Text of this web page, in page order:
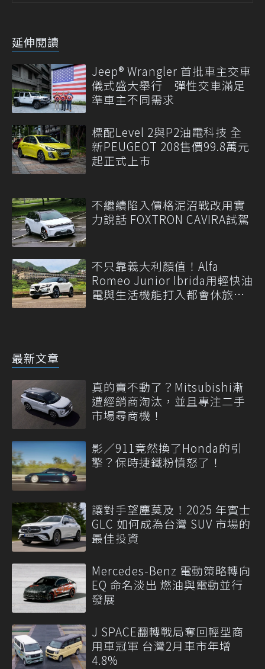
延伸閱讀
Jeep® Wrangler 首批車主交車
儀式盛大舉行 彈性交車滿足
準車主不同需求
標配Level 2與P2油電科技 全
新PEUGEOT 208售價99.8萬元
起正式上市
不繼續陷入價格泥沼戰改用實
力說話 FOXTRON CAVIRA試駕
不只靠義大利顏值！Alfa
Romeo Junior Ibrida用輕快油
電與生活機能打入都會休旅市
最新文章
真的賣不動了？Mitsubishi漸
遭經銷商淘汰，並且專注二手
市場尋商機！
影／911竟然換了Honda的引
擎？保時捷鐵粉憤怒了！
讓對手望塵莫及！2025 年賓士
GLC 如何成為台灣 SUV 市場的
最佳投資
Mercedes-Benz 電動策略轉向
EQ 命名淡出 燃油與電動並行
發展
J SPACE翻轉戰局奪回輕型商
用車冠軍 台灣2月車市年增
4.8%